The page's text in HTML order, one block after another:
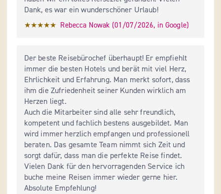
Dank, es war ein wunderschöner Urlaub!
★★★★★ Rebecca Nowak (01/07/2026, in Google)
Der beste Reisebürochef überhaupt! Er empfiehlt
immer die besten Hotels und berät mit viel Herz,
Ehrlichkeit und Erfahrung. Man merkt sofort, dass
ihm die Zufriedenheit seiner Kunden wirklich am
Herzen liegt.
Auch die Mitarbeiter sind alle sehr freundlich,
kompetent und fachlich bestens ausgebildet. Man
wird immer herzlich empfangen und professionell
beraten. Das gesamte Team nimmt sich Zeit und
sorgt dafür, dass man die perfekte Reise findet.
Vielen Dank für den hervorragenden Service ich
buche meine Reisen immer wieder gerne hier.
Absolute Empfehlung!